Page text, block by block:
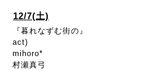
12/7(土)
『暮れなずむ街の』
act)
mihoro*
村瀬真弓